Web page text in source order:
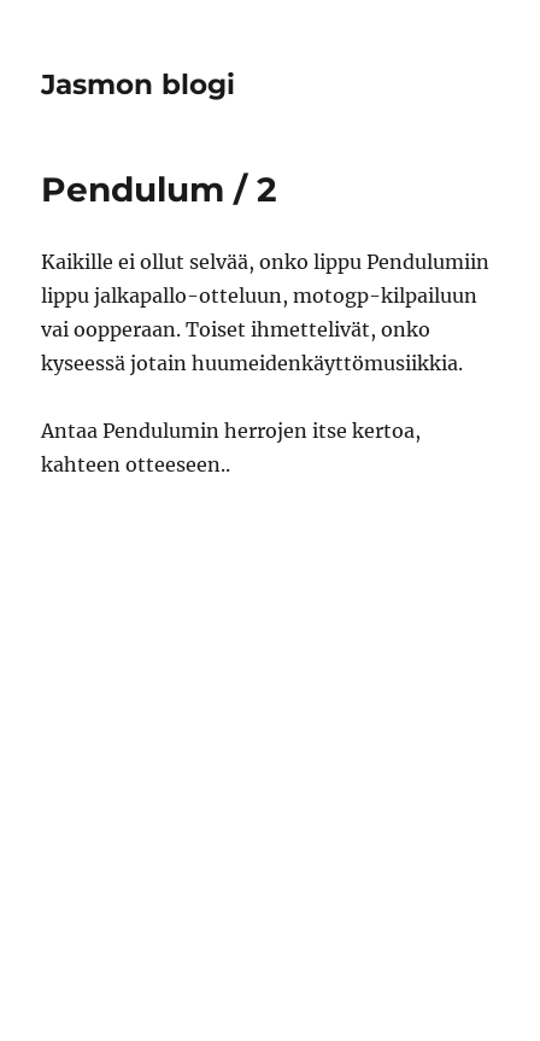
Jasmon blogi
Pendulum / 2
Kaikille ei ollut selvää, onko lippu Pendulumiin
lippu jalkapallo-otteluun, motogp-kilpailuun
vai oopperaan. Toiset ihmettelivät, onko
kyseessä jotain huumeidenkäyttömusiikkia.
Antaa Pendulumin herrojen itse kertoa,
kahteen otteeseen..